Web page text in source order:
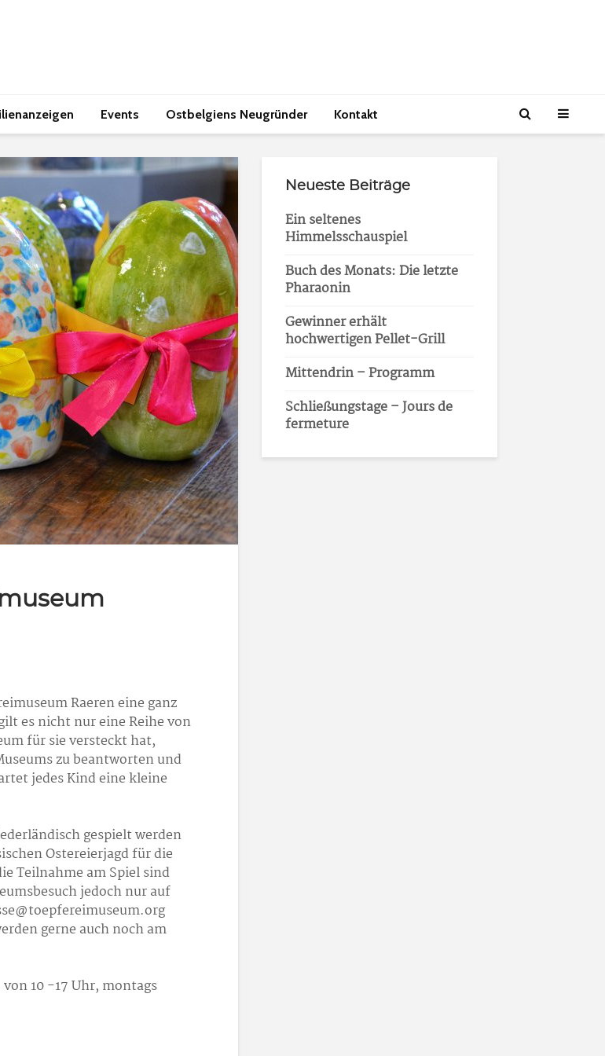
Events Ostbelgiens Neugründer Kontakt
Raeren eine ganz
es nicht nur eine Reihe von
für sie versteckt hat,
zu beantworten und
jedes Kind eine kleine
gespielt werden
Ostereierjagd für die
Teilnahme am Spiel sind
jedoch nur auf
gerne auch noch am
10 -17 Uhr, montags
Neueste Beiträge
Ein seltenes
Himmelsschauspiel
Buch des Monats: Die letzte
Pharaonin
Gewinner erhält
hochwertigen Pellet-Grill
Mittendrin – Programm
Schließungstage – Jours de
fermeture